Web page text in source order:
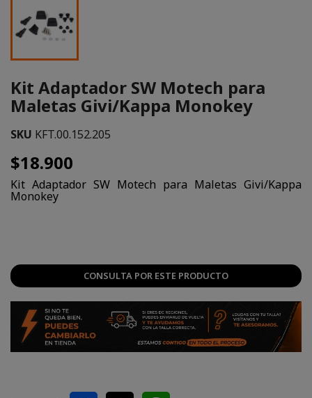
Kit Adaptador SW Motech para
Maletas Givi/Kappa Monokey
SKU KFT.00.152.205
$18.900
Kit Adaptador SW Motech para Maletas Givi/Kappa
Monokey
CONSULTA POR ESTE PRODUCTO